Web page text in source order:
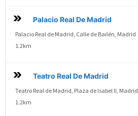
Palacio Real De Madrid
Palacio Real de Madrid, Calle de Bailén, Madrid
1.2km
Teatro Real De Madrid
Teatro Real de Madrid, Plaza de Isabel II, Madrid
1.2km